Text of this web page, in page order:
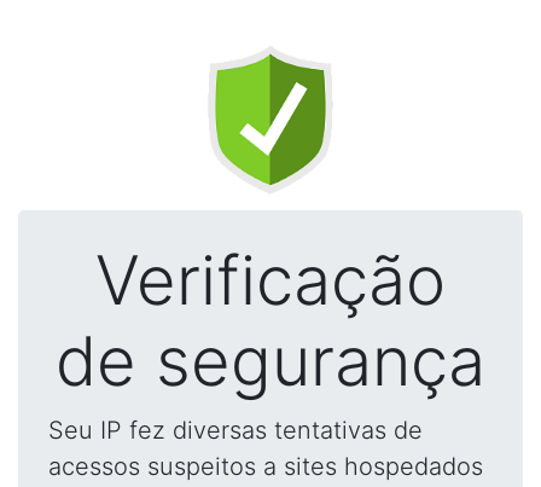
Verificação
de segurança
Seu IP fez diversas tentativas de
acessos suspeitos a sites hospedados